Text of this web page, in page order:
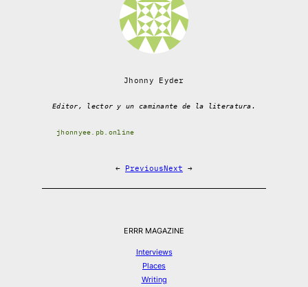
Jhonny Eyder
Editor, lector y un caminante de la literatura.
jhonnyee.pb.online
← PreviousNext →
ERRR MAGAZINE
Interviews
Places
Writing